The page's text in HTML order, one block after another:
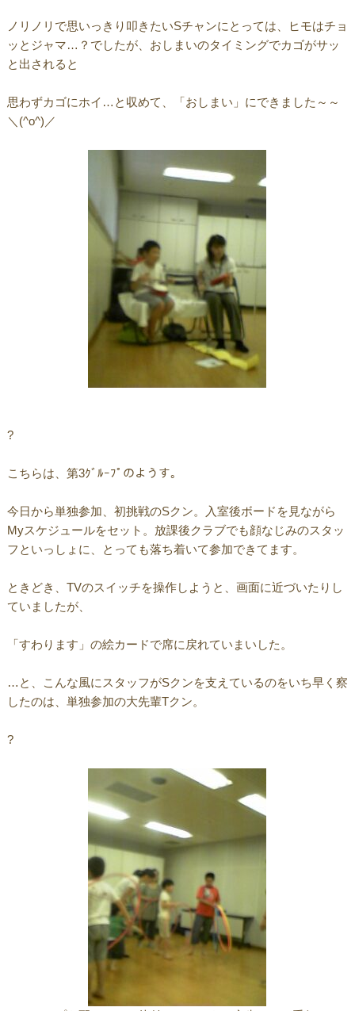
ノリノリで思いっきり叩きたいSチャンにとっては、ヒモはチョ
ッとジャマ…？でしたが、おしまいのタイミングでカゴがサッ
と出されると
思わずカゴにホイ…と収めて、「おしまい」にできました～～
＼(^o^)／
?
こちらは、第3ｸﾞﾙｰﾌﾟのようす。
今日から単独参加、初挑戦のSクン。入室後ボードを見ながら
Myスケジュールをセット。放課後クラブでも顔なじみのスタッ
フといっしょに、とっても落ち着いて参加できてます。
ときどき、TVのスイッチを操作しようと、画面に近づいたりし
ていましたが、
「すわります」の絵カードで席に戻れていまいした。
…と、こんな風にスタッフがSクンを支えているのをいち早く察
したのは、単独参加の大先輩Tクン。
?